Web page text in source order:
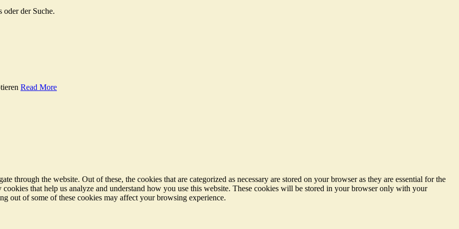
oder der Suche.
Read More
through the website. Out of these, the cookies that are categorized as necessary are stored on your browser as they are essential for the
that help us analyze and understand how you use this website. These cookies will be stored in your browser only with your
out of some of these cookies may affect your browsing experience.